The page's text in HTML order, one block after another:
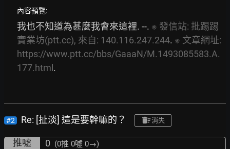
內容預覽:
我也不知道為甚麼我會來這裡. --. ※ 發信站: 批踢踢
實業坊(ptt.cc), 來自: 140.116.247.244. ※ 文章網址:
https://www.ptt.cc/bbs/GaaaN/M.1493085583.A.
177.html .
#2 Re: [扯淡] 這是要幹嘛的？ 消失
推噓 0 (0推 0噓 0→)